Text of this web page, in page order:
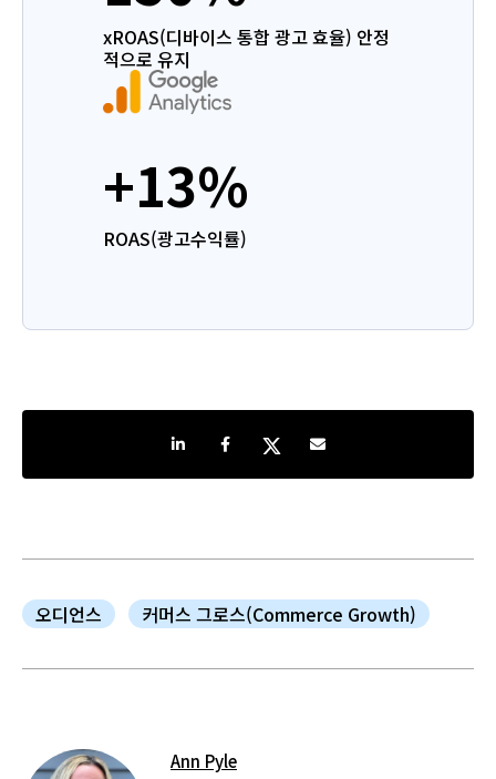
xROAS(디바이스 통합 광고 효율) 안정
적으로 유지
+13%
ROAS(광고수익률)
Share on LinkedIn
Share on Facebook
Share on Twitter
Share by e-mail
오디언스 커머스 그로스(Commerce Growth)
Ann Pyle